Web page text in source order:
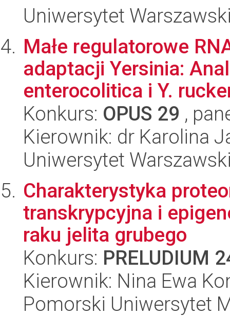
Uniwersytet
Małe regulatorowe
adaptacji Yersinia:
enterocolitica i Y.
Konkurs: OPUS 29 ,
Kierownik: dr Karolina
Uniwersytet
Charakterystyka
transkrypcyjna i
raku jelita grubego
Konkurs: PRELUDIUM
Kierownik: Nina Ewa
Pomorski Uniwersytet